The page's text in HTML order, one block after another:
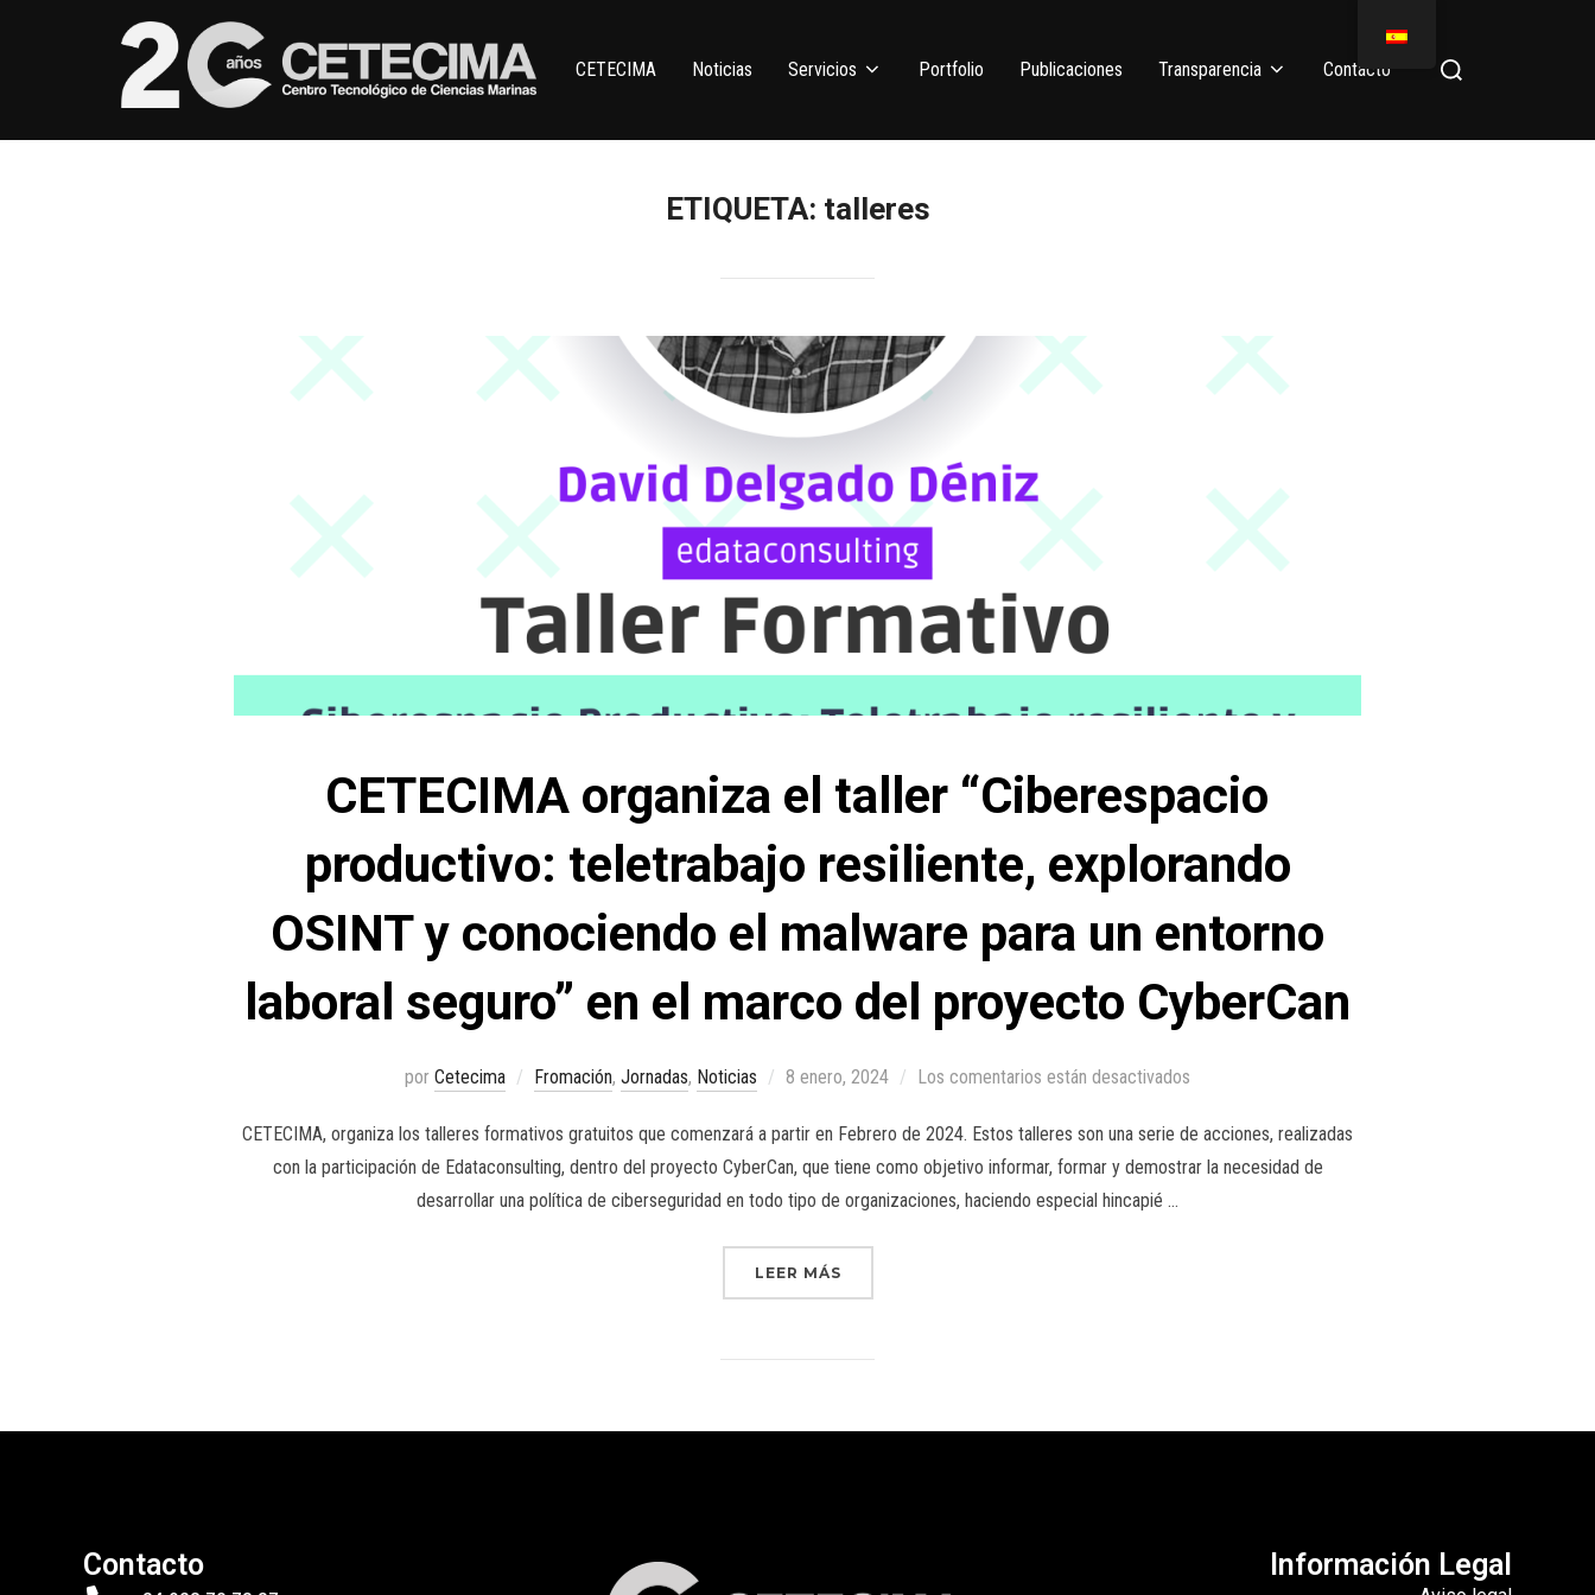
CETECIMA Noticias Servicios Portfolio Publicaciones Transparencia Contacto
ETIQUETA: talleres
CETECIMA organiza el taller “Ciberespacio
productivo: teletrabajo resiliente, explorando
OSINT y conociendo el malware para un entorno
laboral seguro” en el marco del proyecto CyberCan
por Cetecima Fromación, Jornadas, Noticias 8 enero, 2024 Los comentarios están desactivados
CETECIMA, organiza los talleres formativos gratuitos que comenzará a partir en Febrero de 2024. Estos talleres son una serie de acciones, realizadas
con la participación de Edataconsulting, dentro del proyecto CyberCan, que tiene como objetivo informar, formar y demostrar la necesidad de
desarrollar una política de ciberseguridad en todo tipo de organizaciones, haciendo especial hincapié …
LEER MÁS
Contacto Información Legal